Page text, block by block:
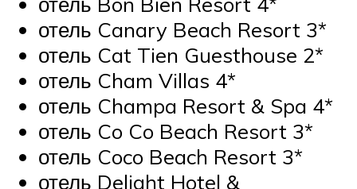
отель Canary Beach Resort 3*
отель Cat Tien Guesthouse 2*
отель Cham Villas 4*
отель Champa Resort & Spa 4*
отель Co Co Beach Resort 3*
отель Coco Beach Resort 3*
отель Delight Hotel &